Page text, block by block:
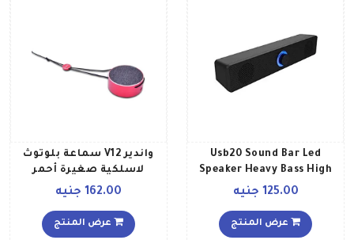
Usb20 Sound Bar Led
Speaker Heavy Bass High
Quality Sound GT 310 Black
125.00 جنيه
عرض المنتج
واندير V12 سماعة بلوتوث
لاسلكية صغيرة أحمر
162.00 جنيه
عرض المنتج